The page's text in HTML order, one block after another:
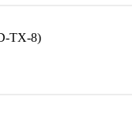
TX-8)